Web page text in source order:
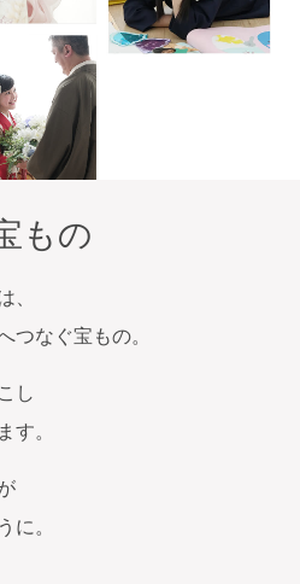
もの
、
つなぐ宝もの。
し
す。
に。